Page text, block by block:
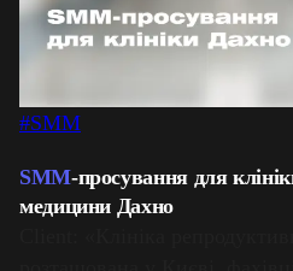
#SMM
SMM-просування для
медицини Дахно